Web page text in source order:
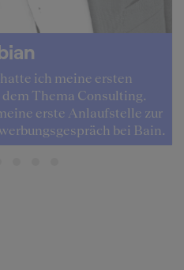
ich meine ersten
Thema Consulting.
erste Anlaufstelle zur
bei Bain.